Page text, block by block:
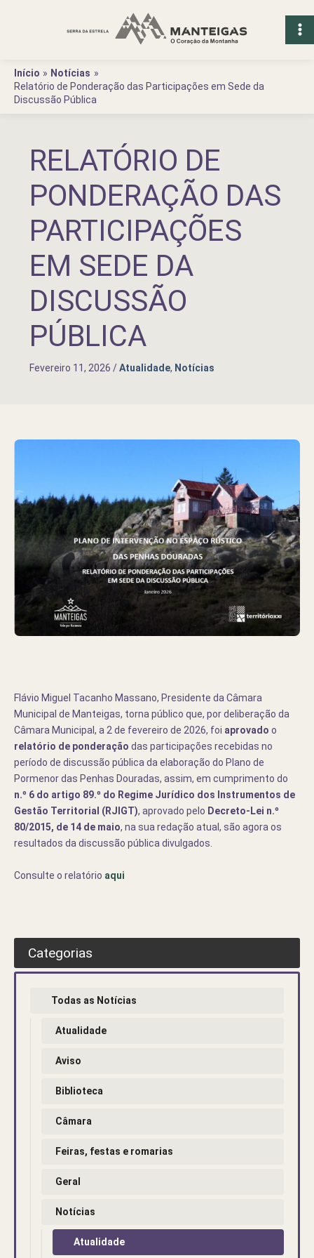
Início
Notícias
Relatório de Ponderação das Participações em Sede da
Discussão Pública
RELATÓRIO DE
PONDERAÇÃO DAS
PARTICIPAÇÕES
EM SEDE DA
DISCUSSÃO
PÚBLICA
Fevereiro 11, 2026 /Atualidade, Notícias
Flávio Miguel Tacanho Massano, Presidente da Câmara
Municipal de Manteigas, torna público que, por deliberação da
Câmara Municipal, a 2 de fevereiro de 2026, foi aprovado o
relatório de ponderação das participações recebidas no
período de discussão pública da elaboração do Plano de
Pormenor das Penhas Douradas, assim, em cumprimento do
n.º 6 do artigo 89.º do Regime Jurídico dos Instrumentos de
Gestão Territorial (RJIGT), aprovado pelo Decreto-Lei n.º
80/2015, de 14 de maio, na sua redação atual, são agora os
resultados da discussão pública divulgados.
Consulte o relatório aqui
Categorias
Todas as Notícias
Atualidade
Aviso
Biblioteca
Câmara
Feiras, festas e romarias
Geral
Notícias
Atualidade